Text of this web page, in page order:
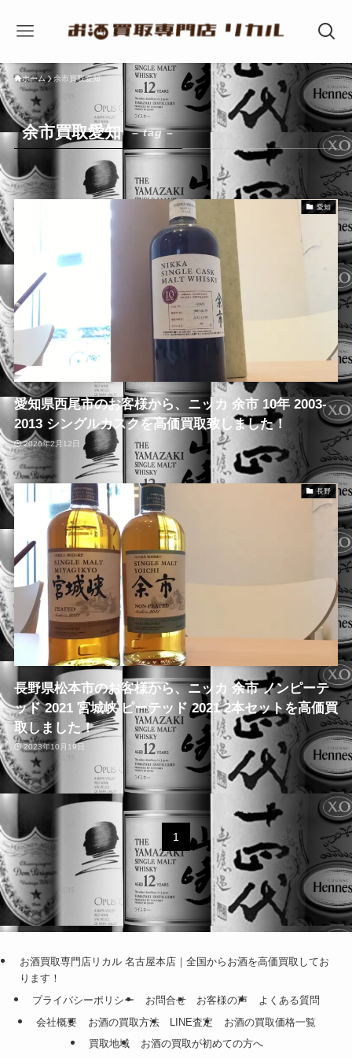
ホーム 余市買取愛知
余市買取愛知 – tag –
愛知
愛知県西尾市のお客様から、ニッカ 余市 10年 2003-
2013 シングルカスクを高価買取致しました！
2026年2月12日
長野
長野県松本市のお客様から、ニッカ 余市 ノンピーテ
ッド 2021 宮城峡 ピーテッド 2021 2本セットを高価買
取しました！
2023年10月19日
1
お酒買取専門店リカル 名古屋本店｜全国からお酒を高価買取してお
ります！
プライバシーポリシー
お問合せ お客様の声
よくある質問
会社概要
お酒の買取方法 LINE査定
お酒の買取価格一覧
買取地域
お酒の買取が初めての方へ